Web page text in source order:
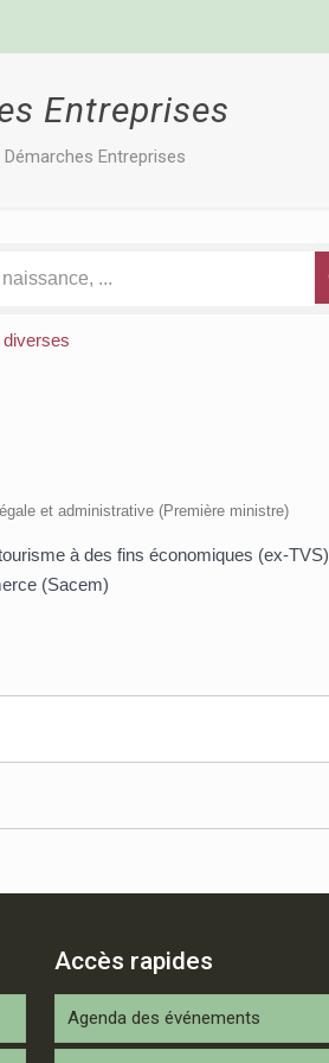
Entreprises
Démarches Entreprises
diverses
et administrative (Première ministre)
à des fins économiques (ex-TVS)
(Sacem)
Accès rapides
Agenda des événements